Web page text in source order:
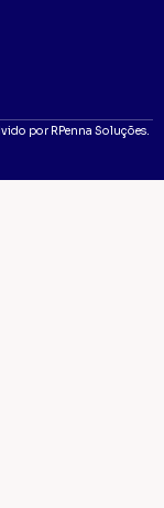
por RPenna Soluções.